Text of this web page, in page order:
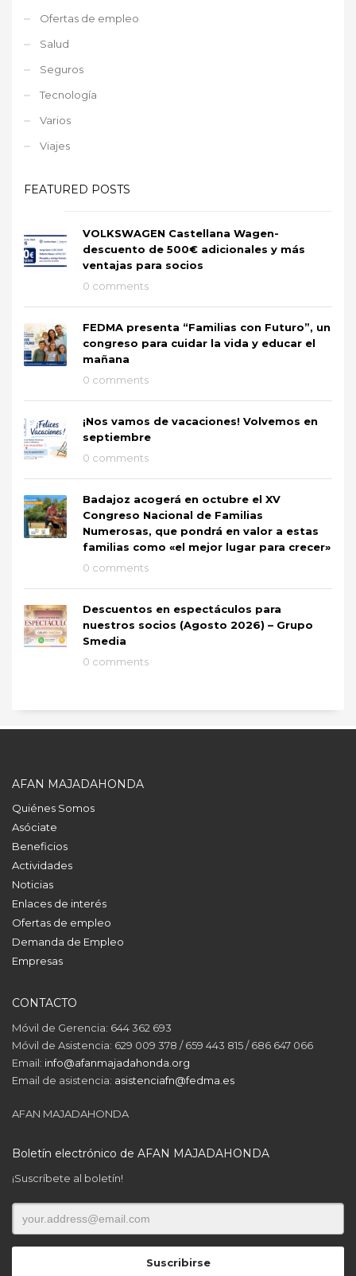
Ofertas de empleo
Salud
Seguros
Tecnología
Varios
Viajes
FEATURED POSTS
VOLKSWAGEN Castellana Wagen-
descuento de 500€ adicionales y más
ventajas para socios
0 comments
FEDMA presenta “Familias con Futuro”, un
congreso para cuidar la vida y educar el
mañana
0 comments
¡Nos vamos de vacaciones! Volvemos en
septiembre
0 comments
Badajoz acogerá en octubre el XV
Congreso Nacional de Familias
Numerosas, que pondrá en valor a estas
familias como «el mejor lugar para crecer»
0 comments
Descuentos en espectáculos para
nuestros socios (Agosto 2026) – Grupo
Smedia
0 comments
AFAN MAJADAHONDA
Quiénes Somos
Asóciate
Beneficios
Actividades
Noticias
Enlaces de interés
Ofertas de empleo
Demanda de Empleo
Empresas
CONTACTO
Móvil de Gerencia: 644 362 693
Móvil de Asistencia: 629 009 378 / 659 443 815 / 686 647 066
Email: info@afanmajadahonda.org
Email de asistencia: asistenciafn@fedma.es
AFAN MAJADAHONDA
Boletín electrónico de AFAN MAJADAHONDA
¡Suscríbete al boletín!